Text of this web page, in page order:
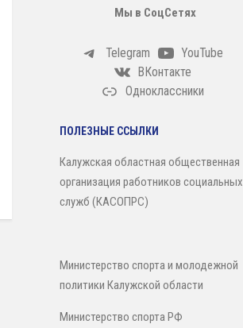
Мы в СоцСетях
Telegram
YouTube
ВКонтакте
Одноклассники
ПОЛЕЗНЫЕ ССЫЛКИ
Калужская областная общественная
организация работников социальных
служб (КАСОПРС)
Министерство спорта и молодежной
политики Калужской области
Министерство спорта РФ